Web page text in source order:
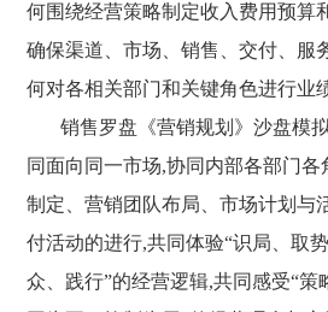
何围绕经营策略制定收入费用预算
确保渠道、市场、销售、交付、服
何对各相关部门和关键角色进行业
销售罗盘《营销规划》沙盘模
同面向同一市场,协同内部各部门
制定、营销团队布局、市场计划与
付活动的进行,共同体验“识局、取
众、践行”的经营逻辑,共同感受“策